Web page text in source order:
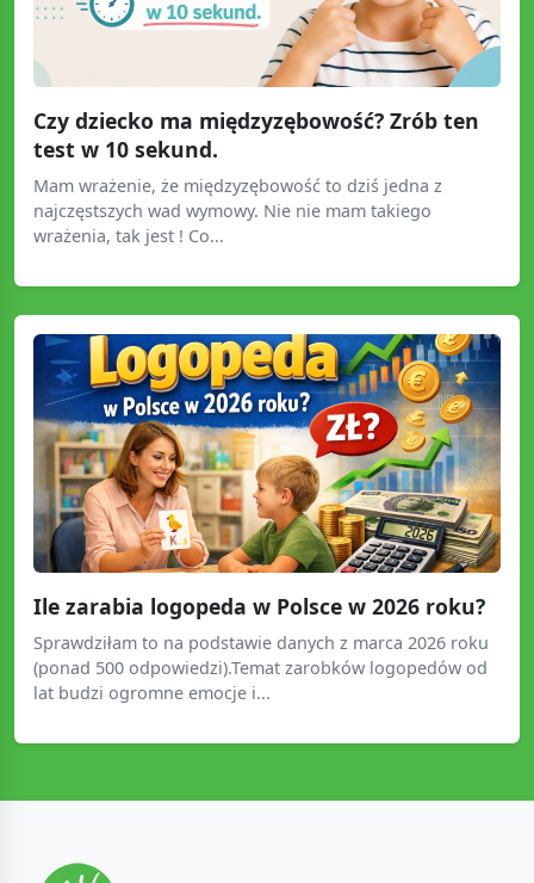
Czy dziecko ma międzyzębowość? Zrób ten
test w 10 sekund.
Mam wrażenie, że międzyzębowość to dziś jedna z
najczęstszych wad wymowy. Nie nie mam takiego
wrażenia, tak jest ! Co...
Ile zarabia logopeda w Polsce w 2026 roku?
Sprawdziłam to na podstawie danych z marca 2026 roku
(ponad 500 odpowiedzi).Temat zarobków logopedów od
lat budzi ogromne emocje i...